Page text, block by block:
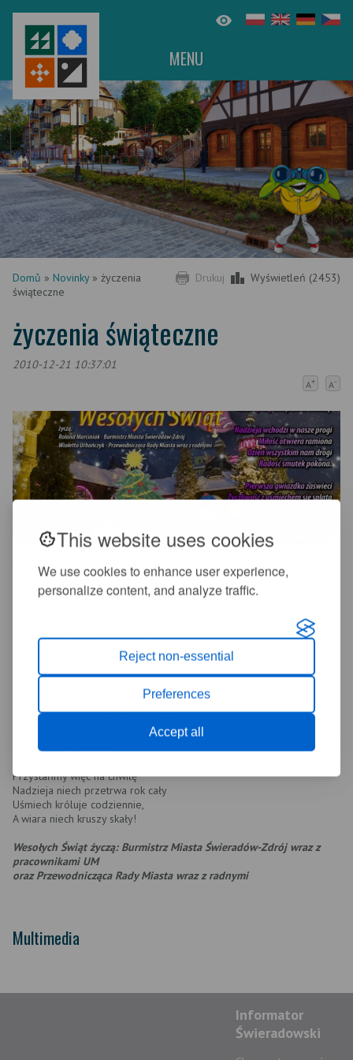
This website uses cookies
We use cookies to enhance user experience,
personalize content, and analyze traffic.
Reject non-essential
Preferences
Accept all
MENU
Drukuj Wyświetleń (2453)
Domů » Novinky» życzenia
świąteczne
życzenia świąteczne
2010-12-21 10:37:01
A+ A-
Jest tak dzień w środku zimy
Pachnący barszczem , choinką
Wesołych świąt sobie życzymy
Nadzieja wchodzi w nasze progi
Miłość otwiera ramiona
Dzień wszystkim nam drogi
Radość smutek pokona.
Życzliwość z uśmiechem się splata
Wiara do serca wkracza.
Przystańmy więc na chwilę
Nadzieja niech przetrwa rok cały
Uśmiech króluje codziennie,
A wiara niech kruszy skały!
Wesołych Świąt życzą: Burmistrz Miasta Świeradów-Zdrój wraz z
pracownikami UM
oraz Przewodnicząca Rady Miasta wraz z radnymi
Multimedia
Informator
Świeradowski